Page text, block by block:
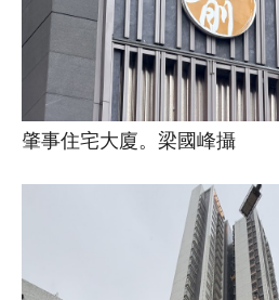
肇事住宅大廈。梁國峰攝